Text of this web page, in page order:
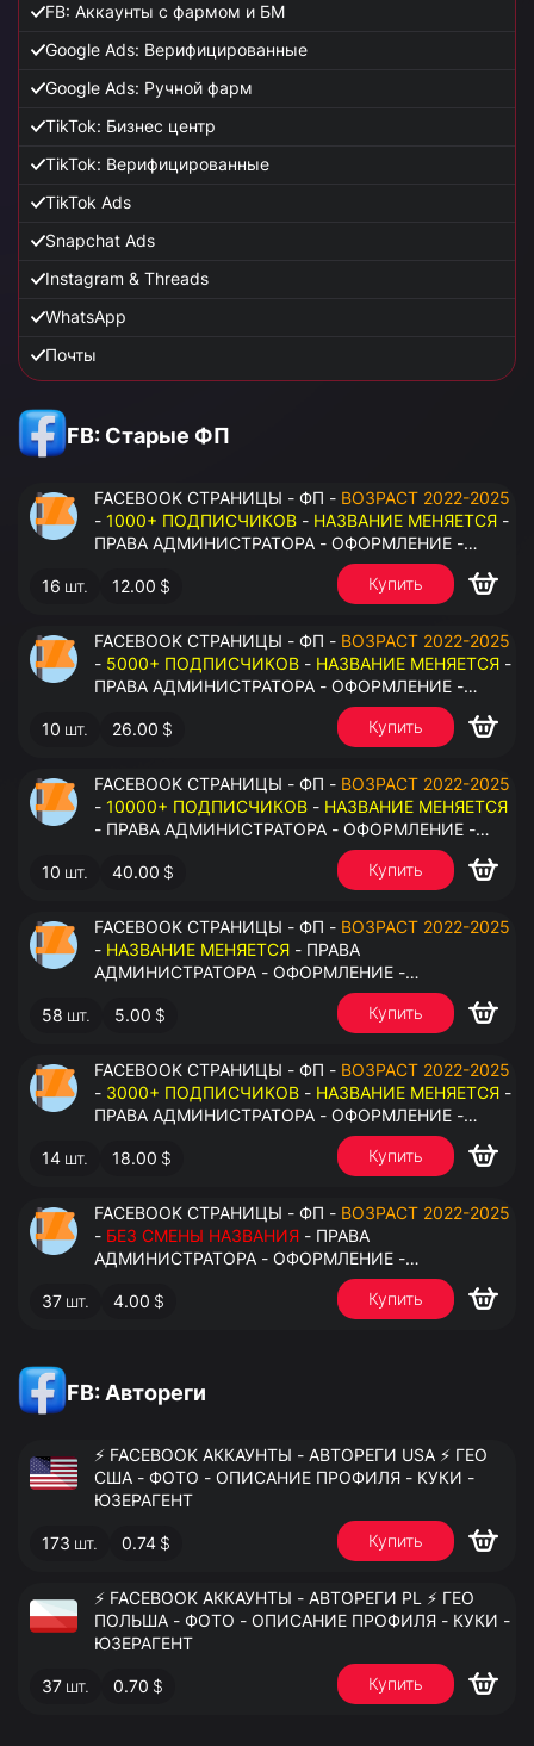
FB: Аккаунты с фармом и БМ
Google Ads: Верифицированные
Google Ads: Ручной фарм
TikTok: Бизнес центр
TikTok: Верифицированные
TikTok Ads
Snapchat Ads
Instagram & Threads
WhatsApp
Почты
FB: Старые ФП
FACEBOOK СТРАНИЦЫ - ФП - ВОЗРАСТ 2022-2025
- 1000+ ПОДПИСЧИКОВ - НАЗВАНИЕ МЕНЯЕТСЯ -
ПРАВА АДМИНИСТРАТОРА - ОФОРМЛЕНИЕ -
ЗАПОЛНЕННАЯ ИНФОРМАЦИЯ - ПОД ВСЕ ГЕО
16 шт. 12.00 $ Купить
FACEBOOK СТРАНИЦЫ - ФП - ВОЗРАСТ 2022-2025
- 5000+ ПОДПИСЧИКОВ - НАЗВАНИЕ МЕНЯЕТСЯ -
ПРАВА АДМИНИСТРАТОРА - ОФОРМЛЕНИЕ -
ЗАПОЛНЕННАЯ ИНФОРМАЦИЯ - ПОД ВСЕ ГЕО
10 шт. 26.00 $ Купить
FACEBOOK СТРАНИЦЫ - ФП - ВОЗРАСТ 2022-2025
- 10000+ ПОДПИСЧИКОВ - НАЗВАНИЕ МЕНЯЕТСЯ
- ПРАВА АДМИНИСТРАТОРА - ОФОРМЛЕНИЕ -
ЗАПОЛНЕННАЯ ИНФОРМАЦИЯ - ПОД ВСЕ ГЕО
10 шт. 40.00 $ Купить
FACEBOOK СТРАНИЦЫ - ФП - ВОЗРАСТ 2022-2025
- НАЗВАНИЕ МЕНЯЕТСЯ - ПРАВА
АДМИНИСТРАТОРА - ОФОРМЛЕНИЕ -
ЗАПОЛНЕННАЯ ИНФОРМАЦИЯ - ПОД ВСЕ ГЕО
58 шт. 5.00 $ Купить
FACEBOOK СТРАНИЦЫ - ФП - ВОЗРАСТ 2022-2025
- 3000+ ПОДПИСЧИКОВ - НАЗВАНИЕ МЕНЯЕТСЯ -
ПРАВА АДМИНИСТРАТОРА - ОФОРМЛЕНИЕ -
ЗАПОЛНЕННАЯ ИНФОРМАЦИЯ - ПОД ВСЕ ГЕО
14 шт. 18.00 $ Купить
FACEBOOK СТРАНИЦЫ - ФП - ВОЗРАСТ 2022-2025
- БЕЗ СМЕНЫ НАЗВАНИЯ - ПРАВА
АДМИНИСТРАТОРА - ОФОРМЛЕНИЕ -
ЗАПОЛНЕННАЯ ИНФОРМАЦИЯ - ПОД ВСЕ ГЕО
37 шт. 4.00 $ Купить
FB: Автореги
⚡️ FACEBOOK АККАУНТЫ - АВТОРЕГИ USA ⚡️ ГЕО
США - ФОТО - ОПИСАНИЕ ПРОФИЛЯ - КУКИ -
ЮЗЕРАГЕНТ
173 шт. 0.74 $ Купить
⚡️ FACEBOOK АККАУНТЫ - АВТОРЕГИ PL ⚡️ ГЕО
ПОЛЬША - ФОТО - ОПИСАНИЕ ПРОФИЛЯ - КУКИ -
ЮЗЕРАГЕНТ
37 шт. 0.70 $ Купить